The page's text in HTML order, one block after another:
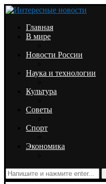
Главная
В мире
Новости России
Наука и технологии
Культура
Советы
Спорт
Экономика